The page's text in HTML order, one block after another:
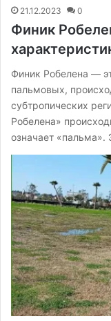
21.12.2023 0
Финик
Финик Робелена —
пальмовых,
субтропических
Робелена»
означает «пальма».